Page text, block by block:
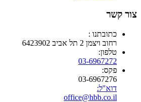
קשר
כתובתנו :
רחוב ויצמן 2 תל אביב 6423902
טלפון:
03-6967272
פקס:
03-6967276
דוא"ל:
office@hbb.co.il